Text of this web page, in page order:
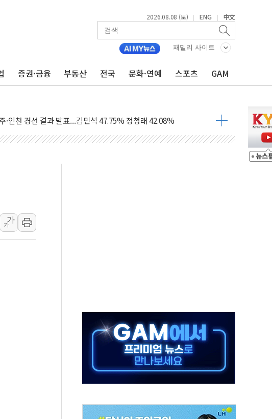
2026.08.08 (토) | ENG | 中文
패밀리 사이트
증권·금융 부동산 전국 문화·연예 스포츠 GAM
보'-포항 '산사태 주의보'...경북도, 호우 피해·통제구간 없어
정청래에 '0.86%p' 차 재역전 성공...金 45.42% vs 鄭 44.56%
주·인천 경선서 정청래에 승리...47.75% vs 42.08%
당대표 후보
경선 결과 발표...김민석 45.09% 정청래 43.27% 송영길 11.63%
경선 결과 발표...김민석 52.64% 정청래 39.89% 송영길 7.47%
전략 만지작…공습 한계·탄약 부족 현실화
가서 흉기 난동…60대 남성 2명 숨져
때문에 손해 보는 일 없게"…'결혼 페널티' 22개 과제 손본다
해상서 모터보트 전복…1명 사망·1명 실종
피해자 기림의 날 참석..."국제적 시민 연대로 목소리 내야"
어머니 흉기 살해 10대 아들 체포
개편 재검토 지시…與 "적극 환영"·野 "졸속 국정"
가
가